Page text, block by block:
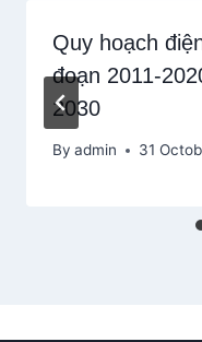
Quy hoạch
đoạn 2011-
2030
By admin 31